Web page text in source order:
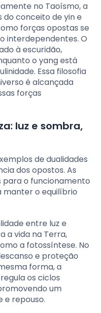
no Taoísmo, a
do conceito de yin e
forças opostas se
interdependentes. O
à escuridão,
o yang está
Essa filosofia
é alcançada
forças
luz e sombra,
de dualidades
dos opostos. As
para o funcionamento
manter o equilíbrio
entre luz e
a vida na Terra,
a fotossíntese. No
e proteção
forma, a
os ciclos
um
e repouso.